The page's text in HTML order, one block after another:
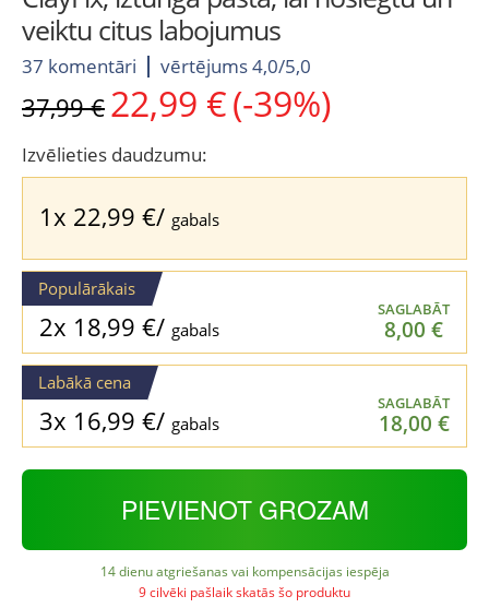
veiktu citus labojumus
37 komentāri vērtējums 4,0/5,0
37,99€ Original
price
was:
37,99 €.
22,99 € Current
price
22,99 €.
(-39%)
Izvēlieties daudzumu:
1x 22,99 €/ gabals
Populārākais
2x 18,99 €/ gabals
SAGLABĀT
8,00 €
Labākā cena
3x 16,99 €/ gabals
SAGLABĀT
18,00 €
PIEVIENOT GROZAM
14 dienu atgriešanas vai kompensācijas iespēja
9 cilvēki pašlaik skatās šo produktu